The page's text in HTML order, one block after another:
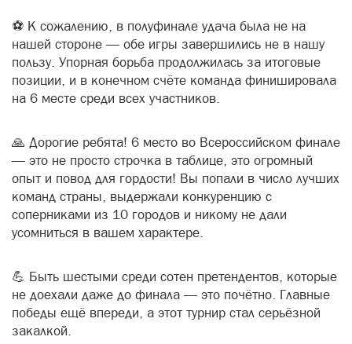
⚽ К сожалению, в полуфинале удача была не на
нашей стороне — обе игры завершились не в нашу
пользу. Упорная борьба продолжилась за итоговые
позиции, и в конечном счёте команда финишировала
на 6 месте среди всех участников.
🙏 Дорогие ребята! 6 место во Всероссийском финале
— это не просто строчка в таблице, это огромный
опыт и повод для гордости! Вы попали в число лучших
команд страны, выдержали конкуренцию с
соперниками из 10 городов и никому не дали
усомниться в вашем характере.
💪 Быть шестыми среди сотен претендентов, которые
не доехали даже до финала — это почётно. Главные
победы ещё впереди, а этот турнир стал серьёзной
закалкой.